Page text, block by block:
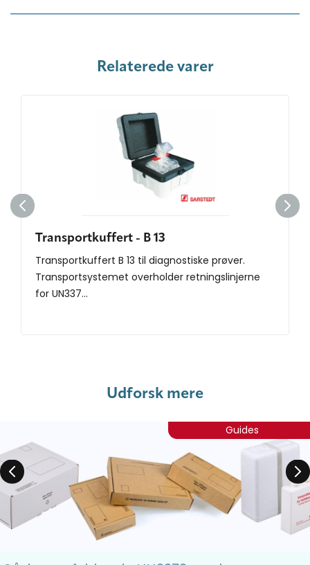
Relaterede varer
Transportkuffert - B 13
Transportkuffert B 13 til diagnostiske prøver.
Transportsystemet overholder retningslinjerne
for UN337...
Udforsk mere
Guides